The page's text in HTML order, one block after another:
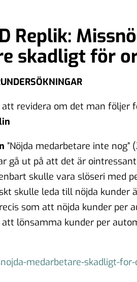
Replik:
skadligt för
revidera om det man följer
”Nöjda medarbetare inte nog” (
gå ut på att det är
skulle vara slöseri med
skulle leda till nöjda kunder
som att nöjda kunder per
att lönsamma kunder per
medarbetare-skadligt-